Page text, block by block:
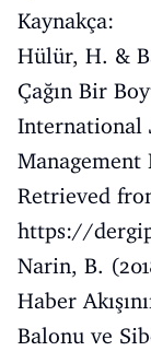
Kaynakça:
Hülür, H. &
Çağın Bir
International
Management
Retrieved
https://
Narin, B.
Haber
Balonu ve